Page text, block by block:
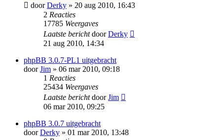
doorDerky » 20 aug 2010, 16:43
2 Reacties
17785 Weergaves
Laatste berichtdoorDerky
21 aug 2010, 14:34
phpBB 3.0.7-PL1 uitgebracht
doorJim » 06 mar 2010, 09:18
1 Reacties
25434 Weergaves
Laatste berichtdoorJim
06 mar 2010, 09:25
phpBB 3.0.7 uitgebracht
doorDerky » 01 mar 2010, 13:48